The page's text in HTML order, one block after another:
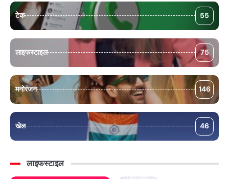
टेक 55
लाइफस्टाइल 75
मनोरंजन 146
खेल 46
लाइफस्टाइल